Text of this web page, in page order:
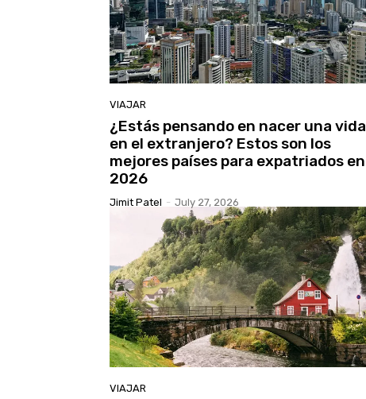
VIAJAR
¿Estás pensando en nacer una vida
en el extranjero? Estos son los
mejores países para expatriados en
2026
Jimit Patel - July 27, 2026
VIAJAR